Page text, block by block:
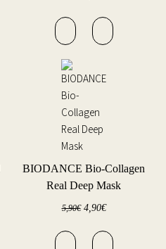
BIODANCE Bio-Collagen
Real Deep Mask
5,90€ 4,90€